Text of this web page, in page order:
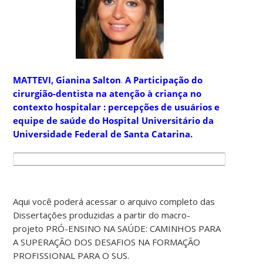
MATTEVI, Gianina Salton.A Participação do
cirurgião-dentista na atenção à criança no
contexto hospitalar : percepções de usuários e
equipe de saúde do Hospital Universitário da
Universidade Federal de Santa Catarina.
Aqui você poderá acessar o arquivo completo das
Dissertações produzidas a partir do macro-
projeto PRÓ-ENSINO NA SAÚDE: CAMINHOS PARA
A SUPERAÇÃO DOS DESAFIOS NA FORMAÇÃO
PROFISSIONAL PARA O SUS.